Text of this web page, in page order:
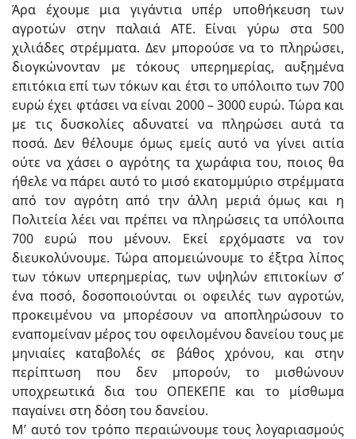
Άρα έχουμε μια γιγάντια υπέρ υποθήκευση των
αγροτών στην παλαιά ΑΤΕ. Είναι γύρω στα 500
χιλιάδες στρέμματα. Δεν μπορούσε να το πληρώσει,
διογκώνονταν με τόκους υπερημερίας, αυξημένα
επιτόκια επί των τόκων και έτσι το υπόλοιπο των 700
ευρώ έχει φτάσει να είναι 2000 – 3000 ευρώ. Τώρα και
με τις δυσκολίες αδυνατεί να πληρώσει αυτά τα
ποσά. Δεν θέλουμε όμως εμείς αυτό να γίνει αιτία
ούτε να χάσει ο αγρότης τα χωράφια του, ποιος θα
ήθελε να πάρει αυτό το μισό εκατομμύριο στρέμματα
από τον αγρότη από την άλλη μεριά όμως και η
Πολιτεία λέει ναι πρέπει να πληρώσεις τα υπόλοιπα
700 ευρώ που μένουν. Εκεί ερχόμαστε να τον
διευκολύνουμε. Τώρα απομειώνουμε το έξτρα λίπος
των τόκων υπερημερίας, των υψηλών επιτοκίων σ’
ένα ποσό, δοσοποιούνται οι οφειλές των αγροτών,
προκειμένου να μπορέσουν να αποπληρώσουν το
εναπομείναν μέρος του οφειλομένου δανείου τους με
μηνιαίες καταβολές σε βάθος χρόνου, και στην
περίπτωση που δεν μπορούν, το μισθώνουν
υποχρεωτικά δια του ΟΠΕΚΕΠΕ και το μίσθωμα
παγαίνει στη δόση του δανείου.
Μ’ αυτό τον τρόπο περαιώνουμε τους λογαριασμούς